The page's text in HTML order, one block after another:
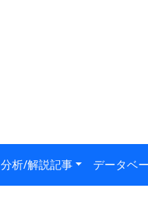
分析/解説記事 データベ